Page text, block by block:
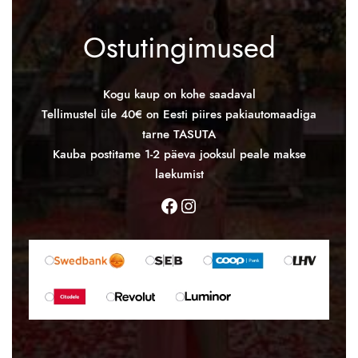
Ostutingimused
Kogu kaup on kohe saadaval
Tellimustel üle 40€ on Eesti piires pakiautomaadiga
tarne TASUTA
Kauba postitame 1-2 päeva jooksul peale makse
laekumist
Facebook https://www.instagram.com/lisafashionestonia/